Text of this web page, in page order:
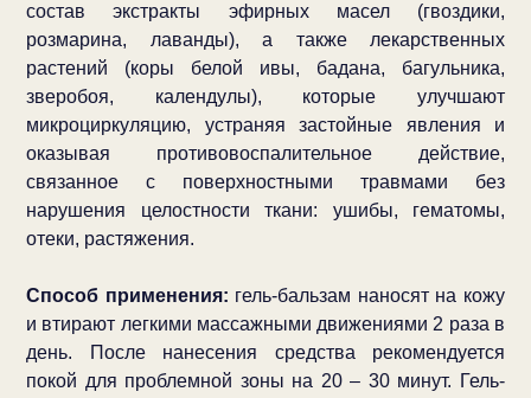
состав экстракты эфирных масел (гвоздики,
розмарина, лаванды), а также лекарственных
растений (коры белой ивы, бадана, багульника,
зверобоя, календулы), которые улучшают
микроциркуляцию, устраняя застойные явления и
оказывая противовоспалительное действие,
связанное с поверхностными травмами без
нарушения целостности ткани: ушибы, гематомы,
отеки, растяжения.
Способ применения: гель-бальзам наносят на кожу
и втирают легкими массажными движениями 2 раза в
день. После нанесения средства рекомендуется
покой для проблемной зоны на 20 – 30 минут. Гель-